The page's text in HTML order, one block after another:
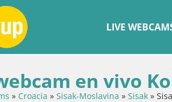
LIVE
en vivo
» Croacia » Sisak-Moslavina » Sisak »